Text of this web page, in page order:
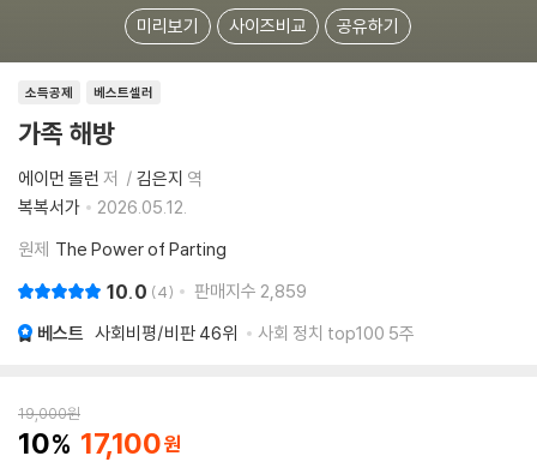
미리보기 사이즈비교 공유하기
소득공제 베스트셀러
가족 해방
에이먼 돌런 저 김은지 역
복복서가
2026.05.12.
원제 The Power of Parting
10.0 4 판매지수 2,859
베스트 사회비평/비판 46위 사회 정치 top100 5주
19,000원
10 17,100